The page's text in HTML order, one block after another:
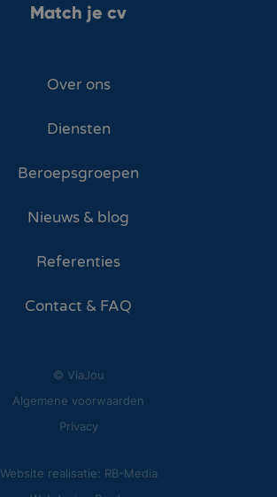
Match je cv
Over ons
Diensten
Beroepsgroepen
Nieuws & blog
Referenties
Contact & FAQ
© ViaJou
Algemene voorwaarden
Privacy
Website realisatie: RB-Media